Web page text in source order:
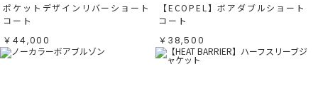
パープル パープル
レッド
ピンク
リセット
ポケットデザインリバーショート
コート
￥44,000
【ECOPEL】ボアダブルショート
コート
￥38,500